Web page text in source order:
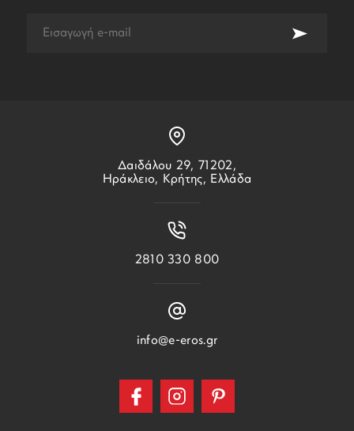
Δαιδάλου 29, 71202,
Ηράκλειο, Κρήτης, Ελλάδα
2810 330 800
info@e-eros.gr